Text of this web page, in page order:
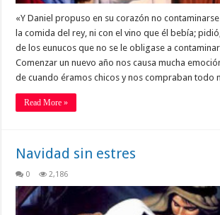
«Y Daniel propuso en su corazón no
la comida del rey, ni con el vino que él bebía;
de los eunucos que no se le obligase a
Comenzar un nuevo año nos causa mucha
de cuando éramos chicos y nos compraban todo
Read More »
Navidad sin estres
0 2,186